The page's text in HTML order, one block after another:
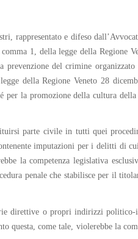
rappresentato e difeso
1, della legge della Regione
del crimine
della Regione Veneto 28
per la promozione della cultura
parte civile in tutti quei
imputazioni per i delitti di
la competenza legislativa
penale che stabilisce per il
direttive o propri indirizzi
come tale, violerebbe la